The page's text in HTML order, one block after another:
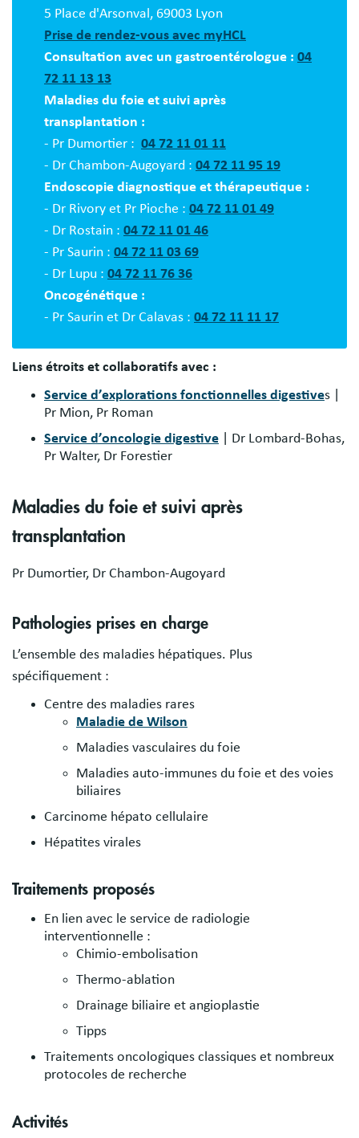
5 Place d'Arsonval, 69003 Lyon
Prise de rendez-vous avec myHCL
Consultation avec un gastroentérologue : 04
72 11 13 13
Maladies du foie et suivi après
transplantation :
- Pr Dumortier : 04 72 11 01 11
- Dr Chambon-Augoyard : 04 72 11 95 19
Endoscopie diagnostique et thérapeutique :
- Dr Rivory et Pr Pioche : 04 72 11 01 49
- Dr Rostain : 04 72 11 01 46
- Pr Saurin : 04 72 11 03 69
- Dr Lupu : 04 72 11 76 36
Oncogénétique :
- Pr Saurin et Dr Calavas : 04 72 11 11 17
Liens étroits et collaboratifs avec :
Service d’explorations fonctionnelles digestives |
Pr Mion, Pr Roman
Service d’oncologie digestive | Dr Lombard-Bohas,
Pr Walter, Dr Forestier
Maladies du foie et suivi après
transplantation
Pr Dumortier, Dr Chambon-Augoyard
Pathologies prises en charge
L’ensemble des maladies hépatiques. Plus
spécifiquement :
Centre des maladies rares
Maladie de Wilson
Maladies vasculaires du foie
Maladies auto-immunes du foie et des voies
biliaires
Carcinome hépato cellulaire
Hépatites virales
Traitements proposés
En lien avec le service de radiologie
interventionnelle :
Chimio-embolisation
Thermo-ablation
Drainage biliaire et angioplastie
Tipps
Traitements oncologiques classiques et nombreux
protocoles de recherche
Activités